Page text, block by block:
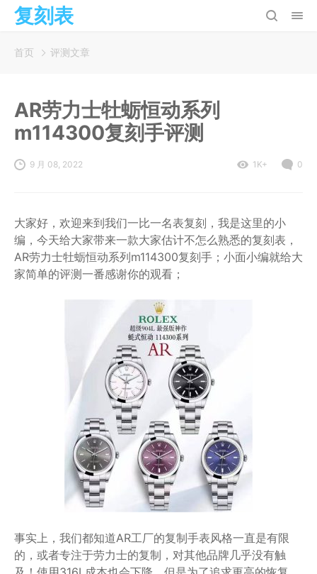
复刻表
首页 评测文章
AR劳力士牡蛎恒动系列
m114300复刻手评测
9 月 08, 2022 1K+ 0
大家好，欢迎来到我们一比一名表复刻，我是这里的小
编，今天给大家带来一款大家估计不怎么熟悉的复刻表，
AR劳力士牡蛎恒动系列m114300复刻手；小面小编就给大
家简单的评测一番感谢你的观看；
事实上，我们都知道AR工厂的复制手表风格一直是有限
的，或者专注于劳力士的复制，对其他品牌几乎没有触